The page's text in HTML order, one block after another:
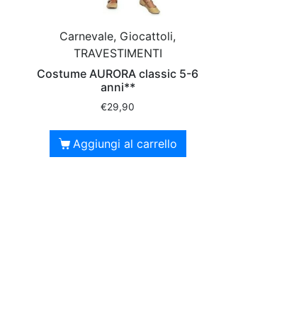
Carnevale, Giocattoli,
TRAVESTIMENTI
Costume AURORA classic 5-6
anni**
€29,90
Aggiungi al carrello